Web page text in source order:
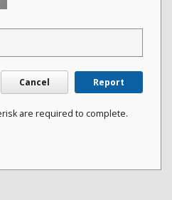
Cancel Report
are required to complete.